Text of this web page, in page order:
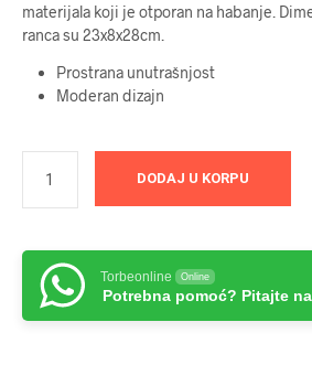
materijala koji je otporan na habanje.
ranca su 23x8x28cm.
Prostrana unutrašnjost
Moderan dizajn
DODAJ U KORPU
Torbeonline Online
Potrebna pomoć? Pitajte